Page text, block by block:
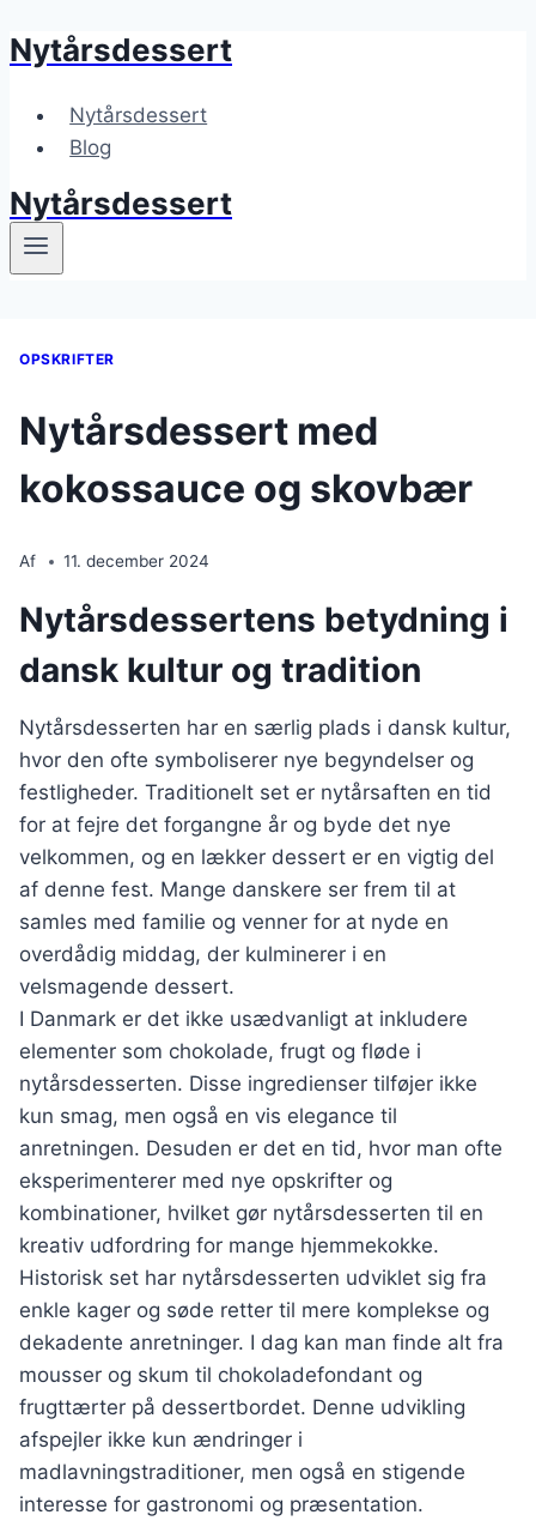
Fortsæt
indhold
Nytårsdessert
Nytårsdessert
Blog
Nytårsdessert
OPSKRIFTER
Nytårsdessert med
kokossauce og skovbær
Af 11. december 2024
Nytårsdessertens betydning i
dansk kultur og tradition
Nytårsdesserten har en særlig plads i dansk kultur,
hvor den ofte symboliserer nye begyndelser og
festligheder. Traditionelt set er nytårsaften en tid
for at fejre det forgangne år og byde det nye
velkommen, og en lækker dessert er en vigtig del
af denne fest. Mange danskere ser frem til at
samles med familie og venner for at nyde en
overdådig middag, der kulminerer i en
velsmagende dessert.
I Danmark er det ikke usædvanligt at inkludere
elementer som chokolade, frugt og fløde i
nytårsdesserten. Disse ingredienser tilføjer ikke
kun smag, men også en vis elegance til
anretningen. Desuden er det en tid, hvor man ofte
eksperimenterer med nye opskrifter og
kombinationer, hvilket gør nytårsdesserten til en
kreativ udfordring for mange hjemmekokke.
Historisk set har nytårsdesserten udviklet sig fra
enkle kager og søde retter til mere komplekse og
dekadente anretninger. I dag kan man finde alt fra
mousser og skum til chokoladefondant og
frugttærter på dessertbordet. Denne udvikling
afspejler ikke kun ændringer i
madlavningstraditioner, men også en stigende
interesse for gastronomi og præsentation.